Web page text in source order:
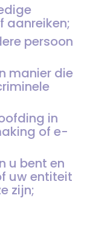
aanreiken;
persoon
manier die
in
of e-
u bent en
uw entiteit
zijn;